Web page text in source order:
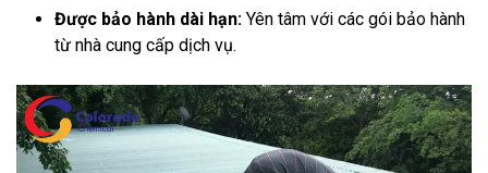
Được bảo hành dài hạn: Yên tâm với các gói bảo hành
từ nhà cung cấp dịch vụ.